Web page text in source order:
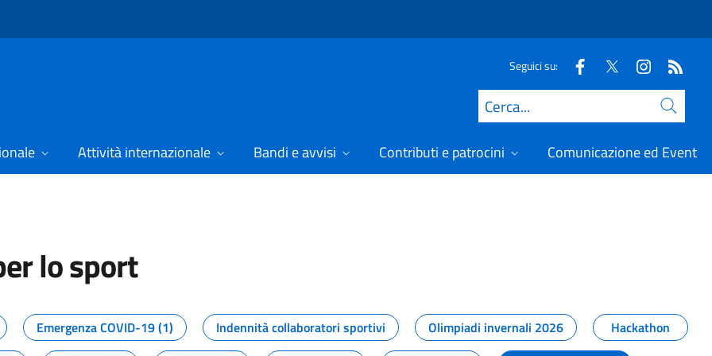
Seguici su:
Cerca
Attività internazionale Bandi e avvisi Contributi e patrocini Comunicazione ed Eventi
lo sport
dal Dipartimento per lo sport
Emergenza COVID-19 (1) Indennità collaboratori sportivi Olimpiadi invernali 2026
Hackathon